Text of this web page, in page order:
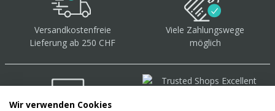
Versandkostenfreie
Lieferung ab 250 CHF
Viele Zahlungswege
möglich
Wir verwenden Cookies